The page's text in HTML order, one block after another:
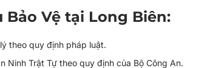
Bảo Vệ tại Long Biên:
theo quy định pháp luật.
Ninh Trật Tự theo quy định của Bộ Công An.